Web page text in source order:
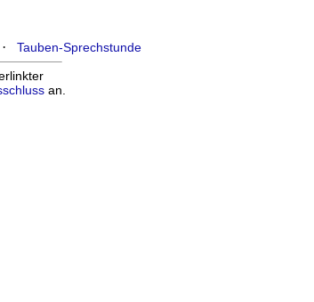
Tauben-Sprechstunde
an.